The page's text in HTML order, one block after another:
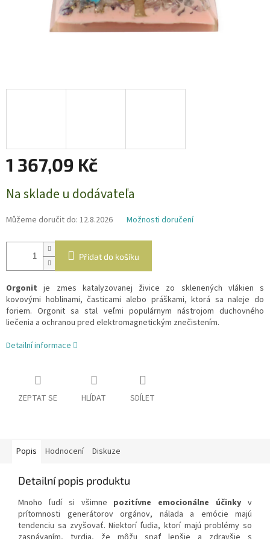
1 367,09 Kč
cena:
Na sklade u dodávateľa
Můžeme doručit do: 12.8.2026 Možnosti doručení
Přidat do košíku
Orgonit je zmes katalyzovanej živice zo sklenených vlákien s
kovovými hoblinami, časticami alebo práškami, ktorá sa naleje do
foriem. Orgonit sa stal veľmi populárnym nástrojom duchovného
liečenia a ochranou pred elektromagnetickým znečistením.
Detailní informace
ZEPTAT SE HLÍDAT SDÍLET
Popis Hodnocení Diskuze
Detailní popis produktu
Mnoho ľudí si všimne pozitívne emocionálne účinky v
prítomnosti generátorov orgánov, nálada a emócie majú
tendenciu sa zvyšovať. Niektorí ľudia, ktorí majú problémy so